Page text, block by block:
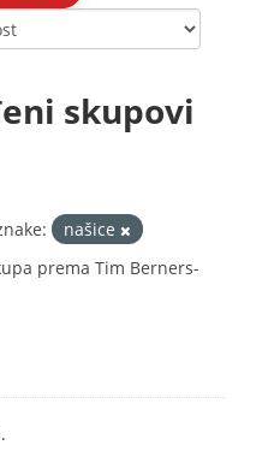
skupovi
našice
prema Tim Berners-